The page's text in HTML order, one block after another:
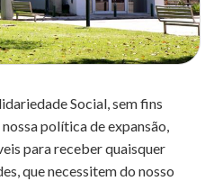
Social, sem fins
política de expansão,
para receber quaisquer
que necessitem do nosso